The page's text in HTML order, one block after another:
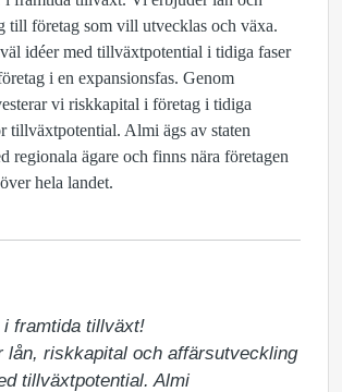
till företag som vill utvecklas och växa.
idéer med tillväxtpotential i tidiga faser
i en expansionsfas. Genom
vi riskkapital i företag i tidiga
tillväxtpotential. Almi ägs av staten
regionala ägare och finns nära företagen
hela landet.
framtida tillväxt!
lån, riskkapital och affärsutveckling
tillväxtpotential. Almi